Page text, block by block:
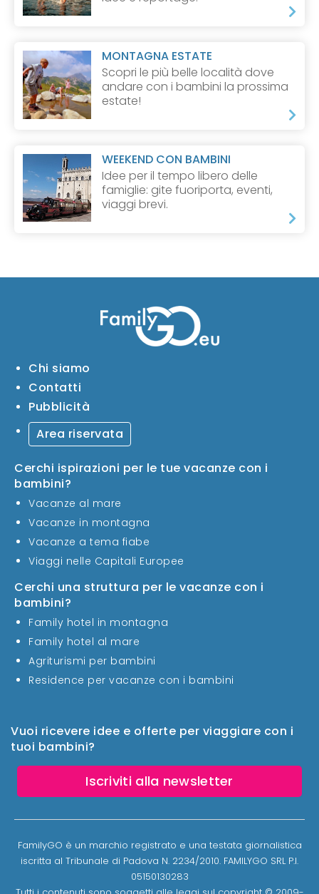
MONTAGNA ESTATE
Scopri le più belle località dove
andare con i bambini la prossima
estate!
WEEKEND CON BAMBINI
Idee per il tempo libero delle
famiglie: gite fuoriporta, eventi,
viaggi brevi.
Vuoi ricevere idee e offerte per viaggiare con i
tuoi bambini?
Iscriviti alla newsletter
Chi siamo
Contatti
Pubblicità
Area riservata
Cerchi ispirazioni per le tue vacanze con i
bambini?
Vacanze al mare
Vacanze in montagna
Vacanze a tema fiabe
Viaggi nelle Capitali Europee
Cerchi una struttura per le vacanze con i
bambini?
Family hotel in montagna
Family hotel al mare
Agriturismi per bambini
Residence per vacanze con i bambini
FamilyGO è un marchio registrato e una testata giornalistica
iscritta al Tribunale di Padova N. 2234/2010. FAMILYGO SRL P.I.
05150130283